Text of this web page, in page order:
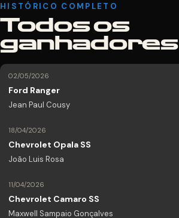
HISTÓRICO COMPLETO
Todos os
ganhadores
02/05/2026
Ford Ranger
Jean Paul Cousy
18/04/2026
Chevrolet Opala SS
João Luis Rosa
11/04/2026
Chevrolet Camaro SS
Maxwell Sampaio Gonçalves